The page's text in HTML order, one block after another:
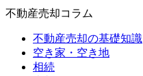
不動産売却コラム
不動産売却の基礎知識
空き家・空き地
相続